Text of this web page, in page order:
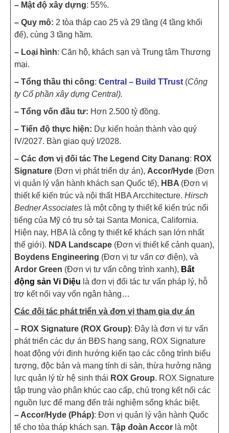
– Mật độ xây dựng: 55%.
– Quy mô: 2 tòa tháp cao 25 và 29 tầng (4 tầng khối
đế), cùng 3 tầng hầm.
– Loại hình: Căn hộ, khách sạn và Trung tâm Thương
mại.
– Tổng thầu thi công:Central – Build TTrust (Công
ty Cổ phần xây dựng Central).
– Tổng vốn đầu tư: Hơn 2.500 tỷ đồng.
– Tiến độ thực hiện: Dự kiến hoàn thành vào quý
IV/2027. Bàn giao quý I/2028.
– Các đơn vị đối tác The Legend City Danang: ROX
Signature (Đơn vị phát triển dự án), Accor/Hyde (Đơn
vị quản lý vận hành khách sạn Quốc tế), HBA (Đơn vị
thiết kế kiến trúc và nội thất HBA Arcchitecture.Hirsch
Bedner Associates là một công ty thiết kế kiến trúc nổi
tiếng của Mỹ có trụ sở tại Santa Monica, California.
Hiện nay, HBA là công ty thiết kế khách sạn lớn nhất
thế giới). NDA Landscape (Đơn vị thiết kế cảnh quan),
Boydens Engineering (Đơn vị tư vấn cơ điện), và
Ardor Green (Đơn vị tư vấn công trình xanh), Bất
động sản Vi Diệu là đơn vị đối tác tư vấn pháp lý, hỗ
trợ kết nối vay vốn ngân hàng…
Các đối tác phát triển và đơn vị tham gia dự án
– ROX Signature (ROX Group): Đây là đơn vị tư vấn
phát triển các dự án BĐS hạng sang, ROX Signature
hoạt động với định hướng kiến tạo các công trình biểu
tượng, độc bản và mang tính di sản, thừa hưởng năng
lực quản lý từ hệ sinh thái ROX Group. ROX Signature
tập trung vào phân khúc cao cấp, chú trọng kết nối các
nguồn lực để mang đến trải nghiệm sống khác biệt.
– Accor/Hyde (Pháp): Đơn vị quản lý vận hành Quốc
tế cho tòa tháp khách sạn.Tập đoàn Accor là một